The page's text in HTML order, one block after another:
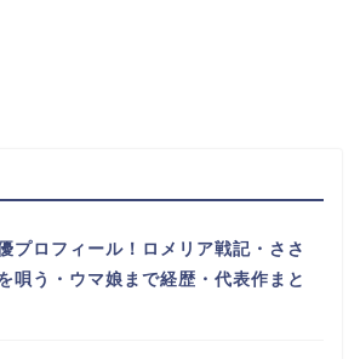
プロフィール！ロメリア戦記・ささ
唄う・ウマ娘まで経歴・代表作まと